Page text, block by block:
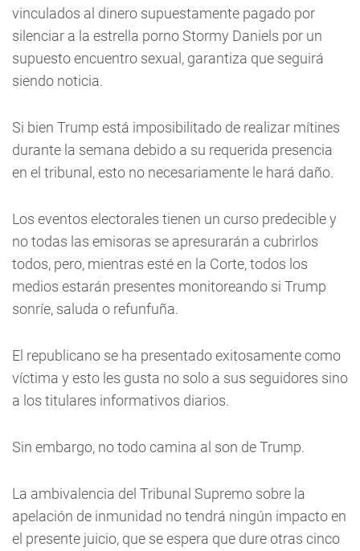
vinculados al dinero supuestamente pagado por
silenciar a la estrella porno Stormy Daniels por un
supuesto encuentro sexual, garantiza que seguirá
siendo noticia.
Si bien Trump está imposibilitado de realizar mítines
durante la semana debido a su requerida presencia
en el tribunal, esto no necesariamente le hará daño.
Los eventos electorales tienen un curso predecible y
no todas las emisoras se apresurarán a cubrirlos
todos, pero, mientras esté en la Corte, todos los
medios estarán presentes monitoreando si Trump
sonríe, saluda o refunfuña.
El republicano se ha presentado exitosamente como
víctima y esto les gusta no solo a sus seguidores sino
a los titulares informativos diarios.
Sin embargo, no todo camina al son de Trump.
La ambivalencia del Tribunal Supremo sobre la
apelación de inmunidad no tendrá ningún impacto en
el presente juicio, que se espera que dure otras cinco